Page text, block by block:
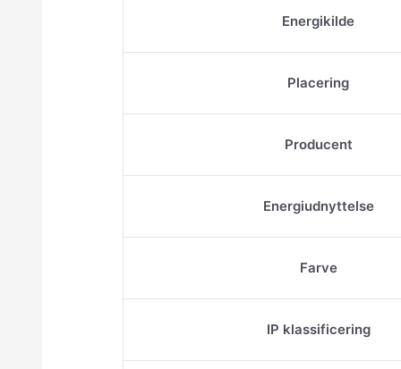
Energikilde
Placering
Producent
Energiudnyttelse
Farve
IP klassificering